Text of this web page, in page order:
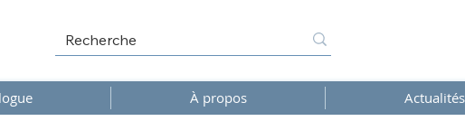
À propos Actualités